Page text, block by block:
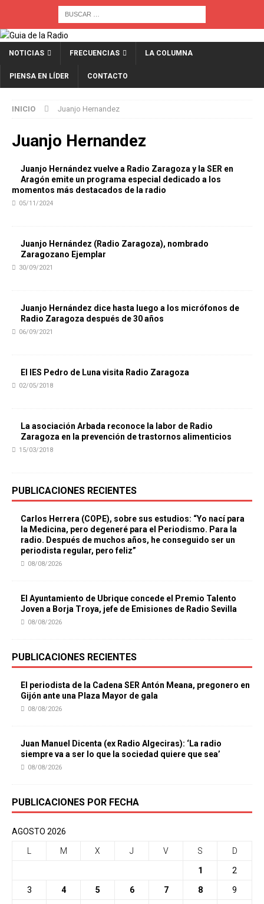
NOTICIAS FRECUENCIAS LA COLUMNA
PIENSA EN LÍDER CONTACTO
INICIO Juanjo Hernandez
Juanjo Hernandez
Juanjo Hernández vuelve a Radio Zaragoza y la SER en
Aragón emite un programa especial dedicado a los
momentos más destacados de la radio
05/11/2024
Juanjo Hernández (Radio Zaragoza), nombrado
Zaragozano Ejemplar
30/09/2021
Juanjo Hernández dice hasta luego a los micrófonos de
Radio Zaragoza después de 30 años
06/09/2021
El IES Pedro de Luna visita Radio Zaragoza
02/05/2018
La asociación Arbada reconoce la labor de Radio
Zaragoza en la prevención de trastornos alimenticios
15/03/2018
PUBLICACIONES RECIENTES
Carlos Herrera (COPE), sobre sus estudios: “Yo nací para
la Medicina, pero degeneré para el Periodismo. Para la
radio. Después de muchos años, he conseguido ser un
periodista regular, pero feliz”
08/08/2026
El Ayuntamiento de Ubrique concede el Premio Talento
Joven a Borja Troya, jefe de Emisiones de Radio Sevilla
08/08/2026
PUBLICACIONES RECIENTES
El periodista de la Cadena SER Antón Meana, pregonero en
Gijón ante una Plaza Mayor de gala
08/08/2026
Juan Manuel Dicenta (ex Radio Algeciras): ‘La radio
siempre va a ser lo que la sociedad quiere que sea’
08/08/2026
PUBLICACIONES POR FECHA
AGOSTO 2026
M X J V S D
1 2
3 4 5 6 7 8 9